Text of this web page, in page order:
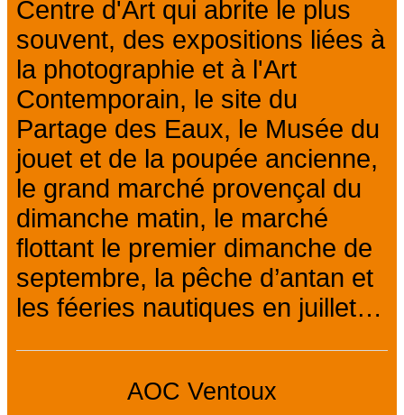
Centre d'Art qui abrite le plus
souvent, des expositions liées à
la photographie et à l'Art
Contemporain, le site du
Partage des Eaux, le Musée du
jouet et de la poupée ancienne,
le grand marché provençal du
dimanche matin, le marché
flottant le premier dimanche de
septembre, la pêche d’antan et
les féeries nautiques en juillet…
AOC Ventoux